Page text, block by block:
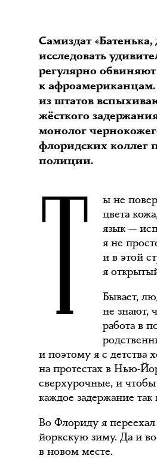
Самиздат
исследовать
регулярно
к
из штатов
жёсткого
монолог
флоридских коллег
полиции.
Т
ы не
цвета
язык —
я не
и в этой
я
Бывает,
не знают,
работа в
и поэтому я с детства
на протестах в Нью-
сверхурочные, и
каждое задержание так
Во Флориду я
йоркскую зиму. Да и
в новом месте.